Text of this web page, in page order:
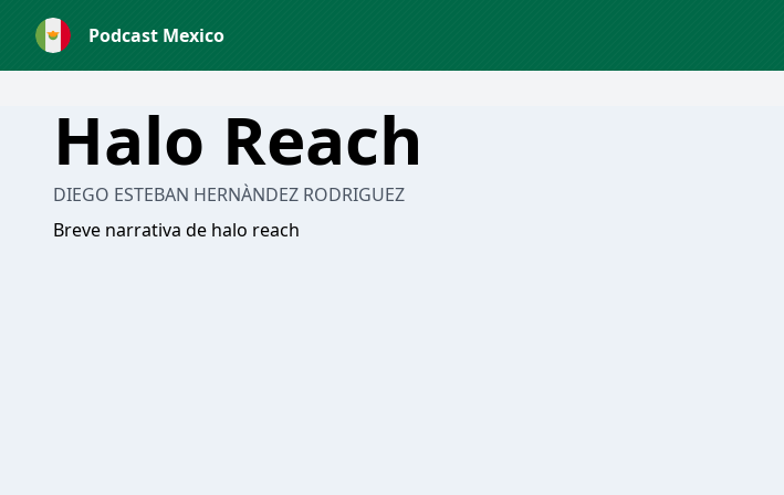
Podcast Mexico
Halo Reach
DIEGO ESTEBAN HERNÀNDEZ RODRIGUEZ
Breve narrativa de halo reach